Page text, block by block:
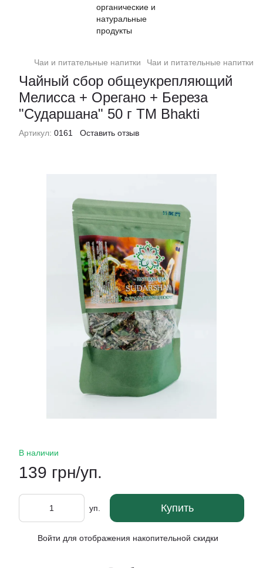
Чаи и питательные напитки Чаи и питательные напитки
Чайный сбор общеукрепляющий
Мелисса + Орегано + Береза
"Сударшана" 50 г ТМ Bhakti
Артикул: 0161 Оставить отзыв
В наличии
139 грн/уп.
уп. Купить
Войти для отображения накопительной скидки